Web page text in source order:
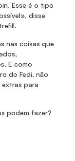
Esse é o tipo
disse
nas coisas que
E como
do Fedi, não
para